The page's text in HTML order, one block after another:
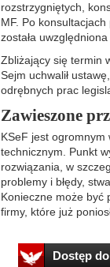
rozstrzygniętych,
MF. Po
została
Zbliżający się termin
Sejm uchwalił
odrębnych prac
Zawieszone
KSeF jest
technicznym. Punkt
rozwiązania, w
problemy i błędy,
Konieczne może być
firmy, które już
Dostęp